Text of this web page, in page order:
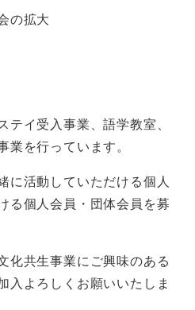
の拡大
テイ受入事業、語学教室、
業を行っています。
に活動していただける個人
る個人会員・団体会員を募
化共生事業にご興味のある
入よろしくお願いいたしま